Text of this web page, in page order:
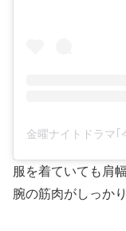
服を着ていても肩
腕の筋肉がしっか